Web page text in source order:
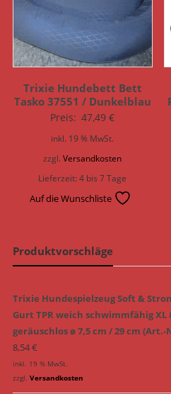
Trixie Hundebett Bett
Tasko 37551 / Dunkelblau
Preis: 47,49€
inkl. 19 % MwSt.
zzgl.Versandkosten
Lieferzeit:4 bis 7 Tage
Auf die Wunschliste
Produktvorschläge
Trixie Hundespielzeug Soft &
Gurt TPR weich schwimmfähig XL
geräuschlos ø 7,5 cm / 29 cm (Art.-
8,54€
inkl. 19 % MwSt.
zzgl. Versandkosten